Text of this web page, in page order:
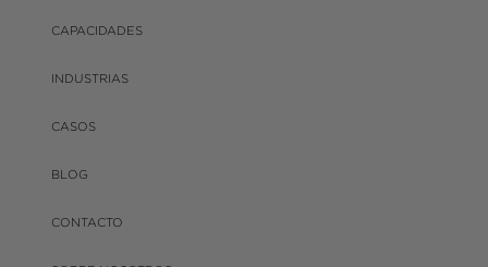
CAPACIDADES
INDUSTRIAS
CASOS
BLOG
CONTACTO